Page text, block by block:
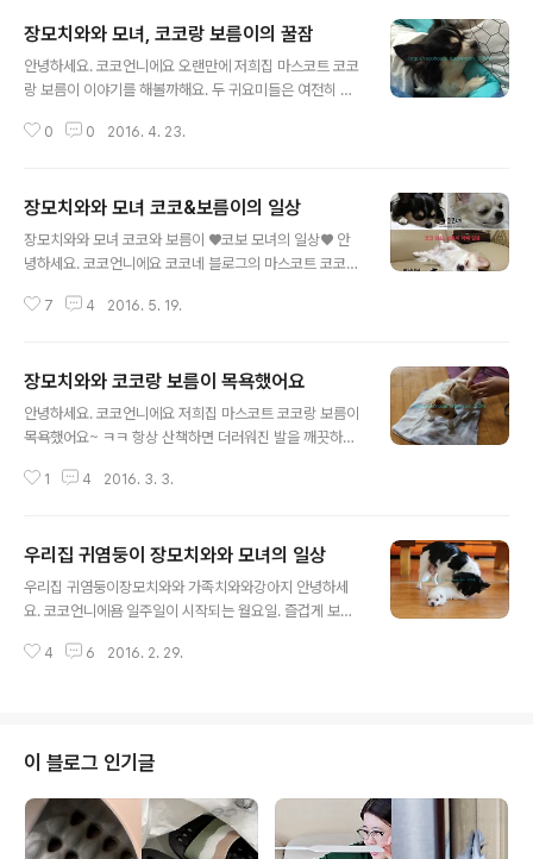
장모치와와 모녀, 코코랑 보름이의 꿀잠
안녕하세요. 코코언니에요 오랜만에 저희집 마스코트 코코
랑 보름이 이야기를 해볼까해요. 두 귀요미들은 여전히 가
히 사람만 졸졸 따라다니면서 미모를 뽐내고있고요 보름이
거실에 이불깔고 누워있으면 두녀석 다 하루종일 사람옆에
서 떠나질 않아요. ▼제 옆에서 꼭 붙어 자고 있는 코코에
요. 사람처럼 이불을 덮고자요 ㅎㅎ 곤히 자고 있는 모습이
에 깨서 저를 흘겨보는 '나애리'스러운 코코 ㅋㅋㅋ 단잠을
0 0 2016. 4. 23.
장모치와와 모녀 코코&보름이의 일상
장모치와와 모녀 코코와 보름이 ♥코보 모녀의 일상♥ 안
녕하세요. 코코언니에요 코코네 블로그의 마스코트 코코와
면서 간식 먹방 찍으면서 사고치면서 아주 자~알 살고있어
촬영했거든요 ㅋㅋㅋ 제가 침대커버를 하얀색으로 바꾸고
나서 되도록이면 침대에는 올라오지 못하게 하고 있어요-_
- 물론 남편이 저 모르게 침대에 올려놓는거 알아요. 현행
짐작할뿐이죠 ㅠㅠ 하지만! 오늘은 제가 무슨 바람이 불었
7 4 2016. 5. 19.
장모치와와 코코랑 보름이 목욕했어요
안녕하세요. 코코언니에요 저희집 마스코트 코코랑 보름이
목욕했어요~ ㅋㅋ 항상 산책하면 더러워진 발을 깨끗하게
리하고! 머리부터 발끝까지 뽀송뽀송해지니 사랑스러움이
되었어요. 보름이가 고개를 돌리고 있는건 그 쪽이 화장실
인데 코코는 아직 목욕중이고 보름이가 먼저 끝내고 나와
서 그런지 엄마를 찾아요... ▼ 자꾸만 도망가려고 해서 제
게 쳐다보네요. "나한테 왜 이래......?" ㅋㅋ ▼ 드라이기 풀
1 4 2016. 3. 3.
우리집 귀염둥이 장모치와와 모녀의 일상
우리집 귀염둥이장모치와와 가족치와와강아지 안녕하세
요. 코코언니에욤 일주일이 시작되는 월요일. 즐겁게 보내
아주아주 맑음이에요^^ 가족들 옆에선 한없이 사랑스러운
했을때지만 양쪽눈에 선명한 쌍꺼풀 보이세요??? 우리 보
름이 돈 굳었네 ㅋㅋㅋㅋㅋㅋㅋ 자연미인이 될 듯한 떡잎
부터 다른 비주얼이에요! ▼ 따스한 햇살이 들어오는 오후
에 코코랑 보름이랑 단란한 한 때를 보내고 있어요. 코코는
쉴새없이 보름이를 핥아줘요. 그 모습이 정말 대견한거있
4 6 2016. 2. 29.
이 블로그 인기글